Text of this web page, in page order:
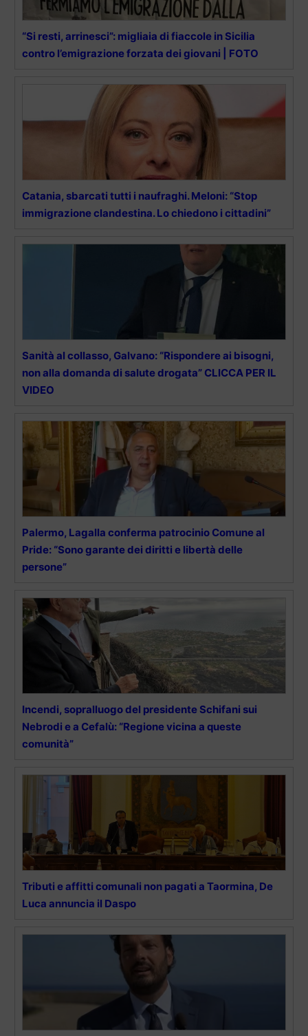
“Si resti, arrinesci”: migliaia di fiaccole in Sicilia
contro l’emigrazione forzata dei giovani | FOTO
Catania, sbarcati tutti i naufraghi. Meloni: “Stop
immigrazione clandestina. Lo chiedono i cittadini”
Sanità al collasso, Galvano: “Rispondere ai bisogni,
non alla domanda di salute drogata” CLICCA PER IL
VIDEO
Palermo, Lagalla conferma patrocinio Comune al
Pride: “Sono garante dei diritti e libertà delle
persone”
Incendi, sopralluogo del presidente Schifani sui
Nebrodi e a Cefalù: “Regione vicina a queste
comunità”
Tributi e affitti comunali non pagati a Taormina, De
Luca annuncia il Daspo